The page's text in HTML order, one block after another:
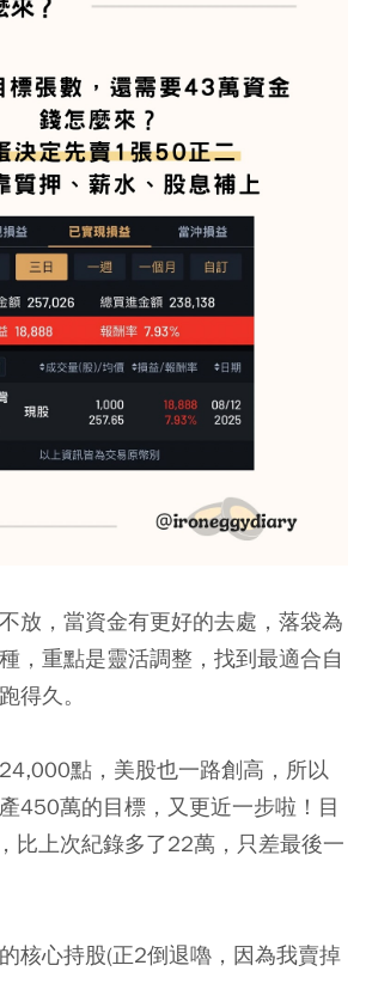
放，當資金有更好的去處，落袋為
，重點是靈活調整，找到最適合自
得久。
點，美股也一路創高，所以
450萬的目標，又更近一步啦！目
比上次紀錄多了22萬，只差最後一
核心持股(正2倒退嚕，因為我賣掉